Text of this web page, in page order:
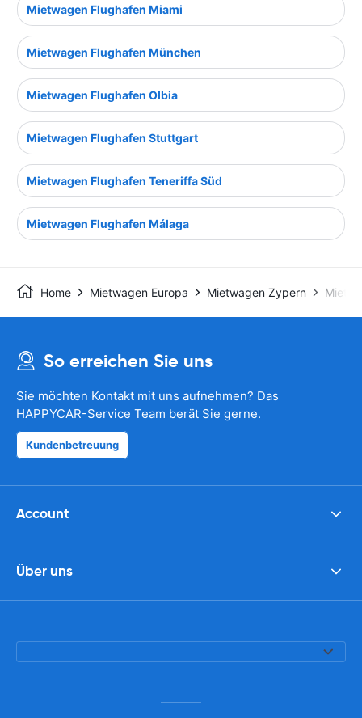
Mietwagen Flughafen Miami
Mietwagen Flughafen München
Mietwagen Flughafen Olbia
Mietwagen Flughafen Stuttgart
Mietwagen Flughafen Teneriffa Süd
Mietwagen Flughafen Málaga
Home Mietwagen Europa Mietwagen Zypern
So erreichen Sie uns
Sie möchten Kontakt mit uns aufnehmen? Das
HAPPYCAR-Service Team berät Sie gerne.
Kundenbetreuung
Account
Über uns